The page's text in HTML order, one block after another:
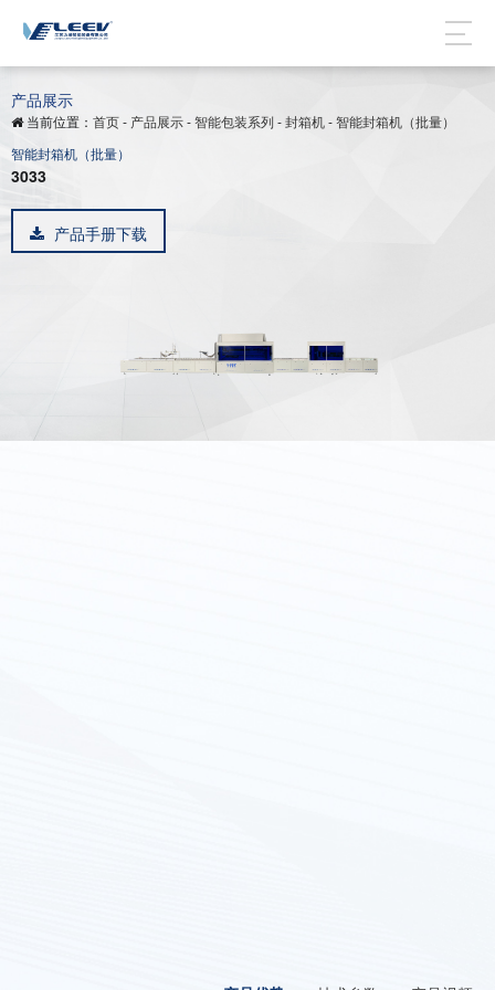
产品展示
当前位置： 首页- 产品展示-智能包装系列-封箱机-智能封箱机（批量）
智能封箱机（批量）
3033
产品手册下载